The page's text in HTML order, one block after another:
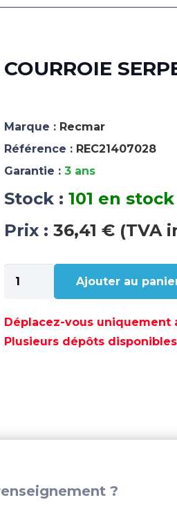
COURROIE
Marque : Recmar
Référence : REC21407028
Garantie : 3 ans
Stock : 101 en stock
Prix : 36,41 € (TVA
quantité
de
SERPENTIN
-
Ajouter au
Déplacez-vous uniquement
Plusieurs dépôts disponibles
?